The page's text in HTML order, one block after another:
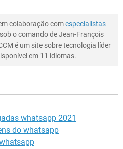
colaboração comespecialistas
sob o comando de Jean-François
é um site sobre tecnologia líder
em 11 idiomas.
whatsapp 2021
do whatsapp